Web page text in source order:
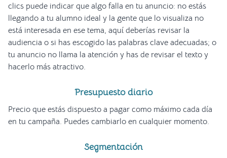
clics puede indicar que algo falla en tu anuncio: no estás
llegando a tu alumno ideal y la gente que lo visualiza no
está interesada en ese tema, aquí deberías revisar la
audiencia o si has escogido las palabras clave adecuadas; o
tu anuncio no llama la atención y has de revisar el texto y
hacerlo más atractivo.
Presupuesto diario
Precio que estás dispuesto a pagar como máximo cada día
en tu campaña. Puedes cambiarlo en cualquier momento.
Segmentación